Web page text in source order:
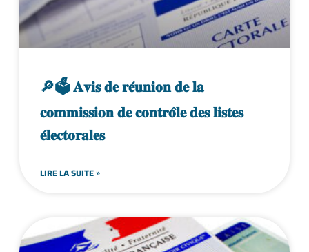
🔎🗳 𝐀𝐯𝐢𝐬 𝐝𝐞 𝐫𝐞́𝐮𝐧𝐢𝐨𝐧 𝐝𝐞 𝐥𝐚
𝐜𝐨𝐦𝐦𝐢𝐬𝐬𝐢𝐨𝐧 𝐝𝐞 𝐜𝐨𝐧𝐭𝐫𝐨̂𝐥𝐞 𝐝𝐞𝐬 𝐥𝐢𝐬𝐭𝐞𝐬
𝐞́𝐥𝐞𝐜𝐭𝐨𝐫𝐚𝐥𝐞𝐬
LIRE LA SUITE »